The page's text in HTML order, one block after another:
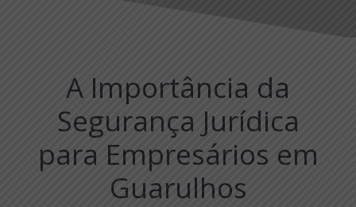
A Importância da
Segurança Jurídica
para Empresários em
Guarulhos